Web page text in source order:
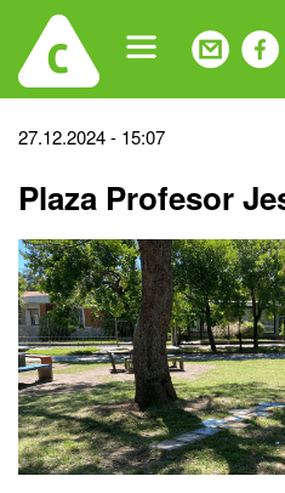
navigation
Back
top
27.12.2024 - 15:07
Plaza Profesor